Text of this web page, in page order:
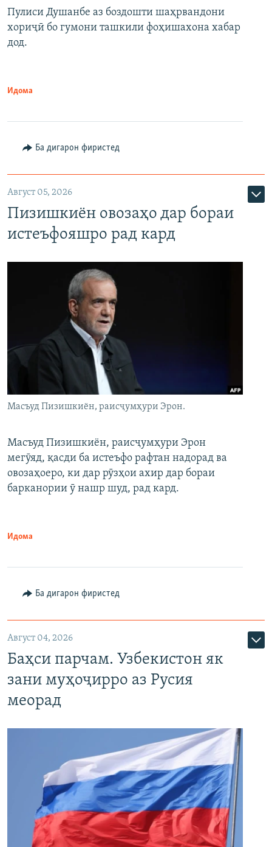
Пулиси Душанбе аз боздошти шаҳрвандони
хориҷӣ бо гумони ташкили фоҳишахона хабар
дод.
Идома
Ба дигарон фиристед
Август 05, 2026
Пизишкиён овозаҳо дар бораи
истеъфояшро рад кард
Масъуд Пизишкиён, раисҷумҳури Эрон.
Масъуд Пизишкиён, раисҷумҳури Эрон
мегӯяд, қасди ба истеъфо рафтан надорад ва
овозаҳоеро, ки дар рӯзҳои ахир дар бораи
барканории ӯ нашр шуд, рад кард.
Идома
Ба дигарон фиристед
Август 04, 2026
Баҳси парчам. Узбекистон як
зани муҳоҷирро аз Русия
меорад